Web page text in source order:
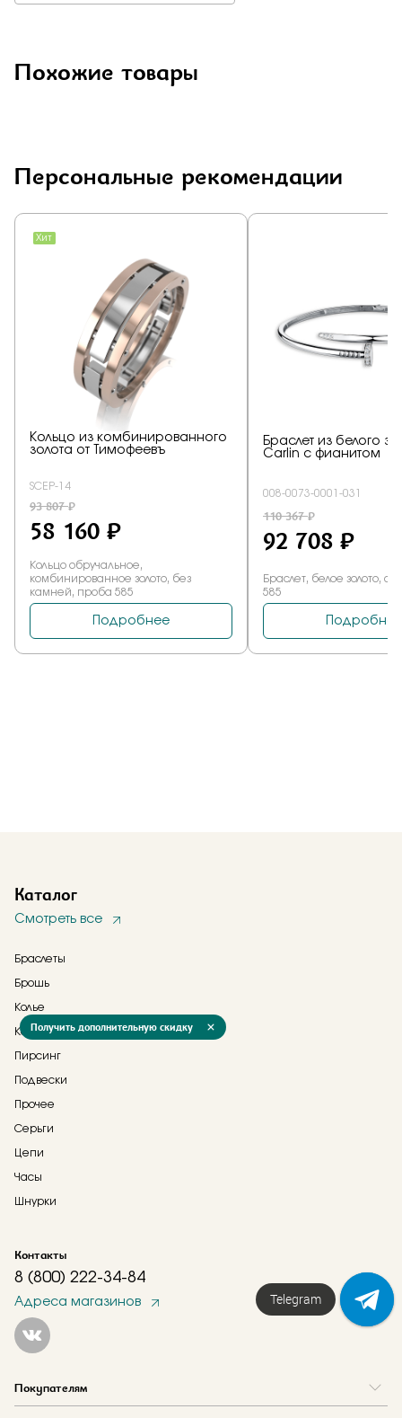
Похожие товары
Персональные рекомендации
Каталог
Смотреть все
Браслеты
Брошь
Колье
Кольца
Пирсинг
Подвески
Прочее
Серьги
Цепи
Часы
Шнурки
Контакты
8 (800) 222-34-84
Адреса магазинов
Покупателям
Получить дополнительную скидку
Telegram